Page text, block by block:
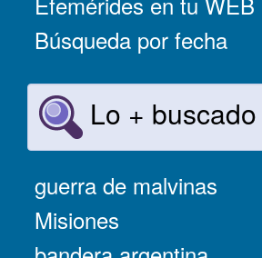
Búsqueda por fecha
Lo + buscado
guerra de malvinas
Misiones